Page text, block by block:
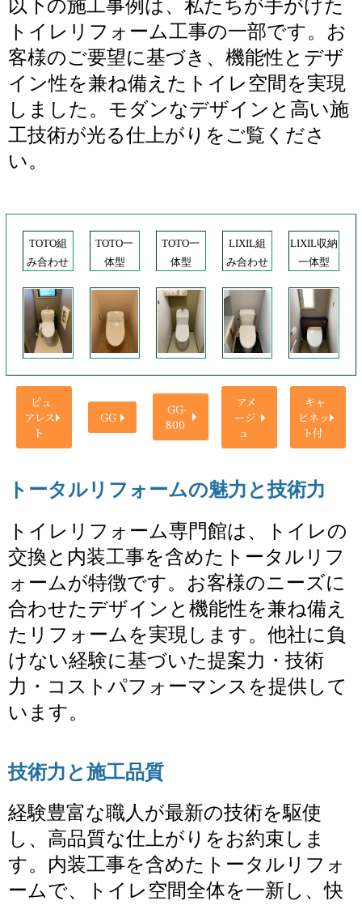
以下の施工事例は、私たちが手がけた
トイレリフォーム工事の一部です。お
客様のご要望に基づき、機能性とデザ
イン性を兼ね備えたトイレ空間を実現
しました。モダンなデザインと高い施
工技術が光る仕上がりをご覧くださ
い。
TOTO組
み合わせ
TOTO一
体型
TOTO一
体型
LIXIL組
み合わせ
LIXIL収納
一体型
ピュ
アレス
ト
GG
GG-
800
アメ
ージ
ュ
キャ
ビネッ
ト付
トータルリフォームの魅力と技術力
トイレリフォーム専門館は、トイレの
交換と内装工事を含めたトータルリフ
ォームが特徴です。お客様のニーズに
合わせたデザインと機能性を兼ね備え
たリフォームを実現します。他社に負
けない経験に基づいた提案力・技術
力・コストパフォーマンスを提供して
います。
技術力と施工品質
経験豊富な職人が最新の技術を駆使
し、高品質な仕上がりをお約束しま
す。内装工事を含めたトータルリフォ
ームで、トイレ空間全体を一新し、快